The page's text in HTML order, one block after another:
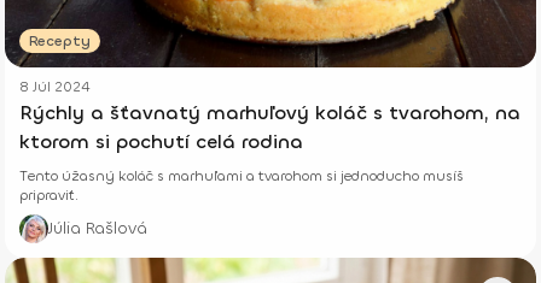
Recepty
8 Júl 2024
Rýchly a šťavnatý marhuľový koláč s tvarohom, na
ktorom si pochutí celá rodina
Tento úžasný koláč s marhuľami a tvarohom si jednoducho musíš
pripraviť.
Júlia Rašlová